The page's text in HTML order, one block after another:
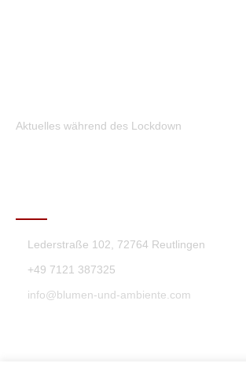
Aktuelles während des Lockdown
Lederstraße 102, 72764 Reutlingen
+49 7121 387325
info@blumen-und-ambiente.com